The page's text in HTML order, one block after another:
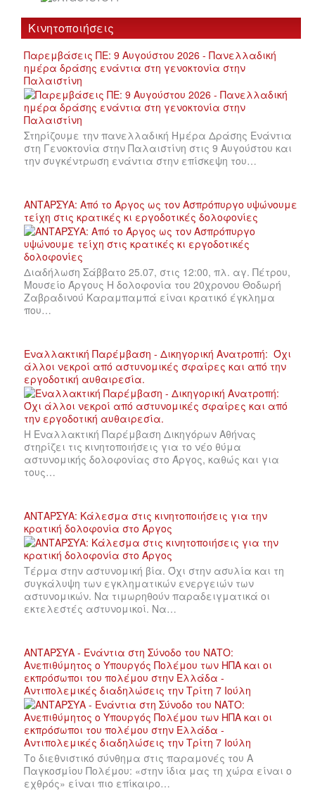
Κινητοποιήσεις
Παρεμβάσεις ΠΕ: 9 Αυγούστου 2026 - Πανελλαδική
ημέρα δράσης ενάντια στη γενοκτονία στην
Παλαιστίνη
Στηρίζουμε την πανελλαδική Ημέρα Δράσης Ενάντια
στη Γενοκτονία στην Παλαιστίνη στις 9 Αυγούστου και
την συγκέντρωση ενάντια στην επίσκεψη του…
ΑΝΤΑΡΣΥΑ: Από το Άργος ως τον Ασπρόπυργο υψώνουμε
τείχη στις κρατικές κι εργοδοτικές δολοφονίες
Διαδήλωση Σάββατο 25.07, στις 12:00, πλ. αγ. Πέτρου,
Μουσείο Άργους Η δολοφονία του 20χρονου Θοδωρή
Ζαβραδινού Καραμπαμπά είναι κρατικό έγκλημα
που…
Εναλλακτική Παρέμβαση - Δικηγορική Ανατροπή: Όχι
άλλοι νεκροί από αστυνομικές σφαίρες και από την
εργοδοτική αυθαιρεσία.
Η Εναλλακτική Παρέμβαση Δικηγόρων Αθήνας
στηρίζει τις κινητοποιήσεις για το νέο θύμα
αστυνομικής δολοφονίας στο Άργος, καθώς και για
τους…
ΑΝΤΑΡΣΥΑ: Κάλεσμα στις κινητοποιήσεις για την
κρατική δολοφονία στο Άργος
Τέρμα στην αστυνομική βία. Όχι στην ασυλία και τη
συγκάλυψη των εγκληματικών ενεργειών των
αστυνομικών. Να τιμωρηθούν παραδειγματικά οι
εκτελεστές αστυνομικοί. Να…
ΑΝΤΑΡΣΥΑ - Ενάντια στη Σύνοδο του ΝΑΤΟ:
Ανεπιθύμητος ο Υπουργός Πολέμου των ΗΠΑ και οι
εκπρόσωποι του πολέμου στην Ελλάδα -
Αντιπολεμικές διαδηλώσεις την Τρίτη 7 Ιούλη
Το διεθνιστικό σύνθημα στις παραμονές του Α
Παγκοσμίου Πολέμου: «στην ίδια μας τη χώρα είναι ο
εχθρός» είναι πιο επίκαιρο…